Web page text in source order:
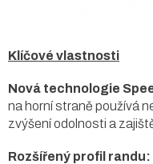
Klíčové vlastnosti
Nová technologie
na horní straně používá
zvýšení odolnosti a
Rozšířený profil randu: